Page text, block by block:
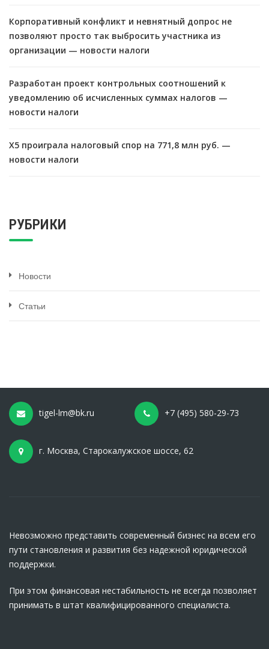
Корпоративный конфликт и невнятный допрос не
позволяют просто так выбросить участника из
организации — новости налоги
Разработан проект контрольных соотношений к
уведомлению об исчисленных суммах налогов —
новости налоги
X5 проиграла налоговый спор на 771,8 млн руб. —
новости налоги
РУБРИКИ
Новости
Статьи
tigel-lm@bk.ru +7 (495) 580-29-73
г. Москва, Старокалужское шоссе, 62
Невозможно представить современный бизнес на всем его
пути становления и развития без надежной юридической
поддержки.
При этом финансовая нестабильность не всегда позволяет
принимать в штат квалифицированного специалиста.